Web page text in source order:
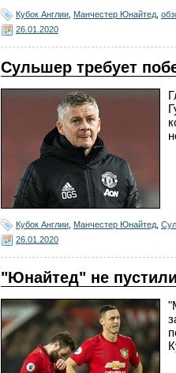
Кубок Англии Манчестер Юнайтед
26.01.2020
Сульшер требует
Кубок Англии Манчестер Юнайтед
26.01.2020
"Юнайтед" не